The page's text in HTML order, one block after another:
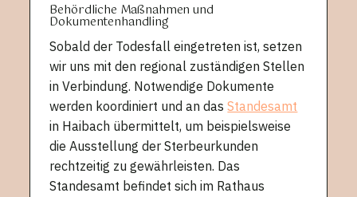
Behördliche Maßnahmen und
Dokumentenhandling
Sobald der Todesfall eingetreten ist, setzen
wir uns mit den regional zuständigen Stellen
in Verbindung. Notwendige Dokumente
werden koordiniert und an dasStandesamt
in Haibach übermittelt, um beispielsweise
die Ausstellung der Sterbeurkunden
rechtzeitig zu gewährleisten. Das
Standesamt befindet sich im Rathaus